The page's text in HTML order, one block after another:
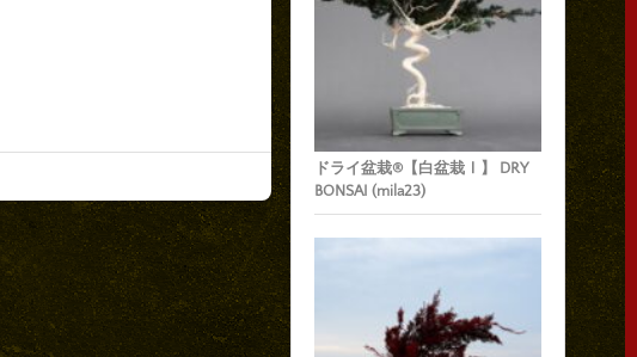
ドライ盆栽®【白盆栽Ⅰ】 DRY
BONSAI (mila23)